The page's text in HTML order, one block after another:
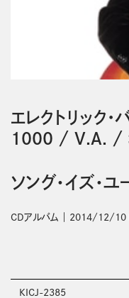
エレクトリック・
1000 / V.A. /
ソング・イズ・ユ
CDアルバム 2014/12/10
KICJ-2385